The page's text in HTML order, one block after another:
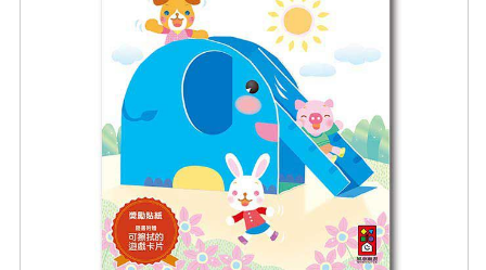
老師您好!!幼教會員火熱招募中~
海外購物免煩惱！點我查看『海外購物流程說明』